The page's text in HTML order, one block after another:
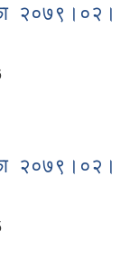
२०७९।०२।
२०७९।०२।